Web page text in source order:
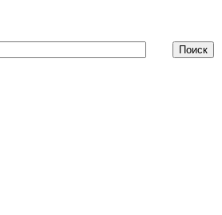
Поиск